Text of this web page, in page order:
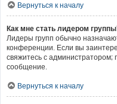
Вернуться к началу
Как мне стать лидером
Лидеры групп обычно
конференции. Если вы
свяжитесь с администратором;
сообщение.
Вернуться к началу